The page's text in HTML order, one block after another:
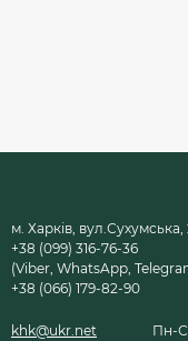
м. Харків, вул.Сухумська,
+38 (099) 316-76-36
(Viber, WhatsApp,
+38 (066) 179-82-90
khk@ukr.net Пн-